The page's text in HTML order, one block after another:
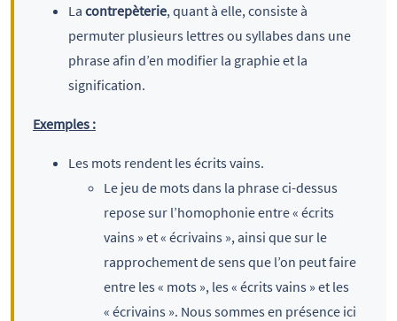
La contrepèterie, quant à elle, consiste à
permuter plusieurs lettres ou syllabes dans une
phrase afin d’en modifier la graphie et la
signification.
Exemples :
Les mots rendent les écrits vains.
Le jeu de mots dans la phrase ci-dessus
repose sur l’homophonie entre « écrits
vains » et « écrivains », ainsi que sur le
rapprochement de sens que l’on peut faire
entre les « mots », les « écrits vains » et les
« écrivains ». Nous sommes en présence ici